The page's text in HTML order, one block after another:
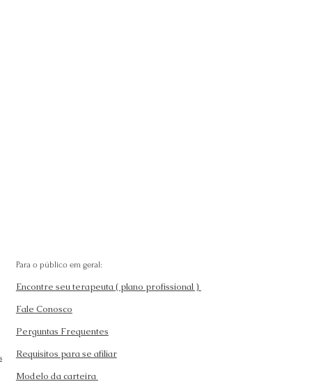
Para o público em geral:
Encontre seu terapeuta ( plano profissional )
Fale Conosco
Perguntas Frequentes
Requisitos para se afiliar
Modelo da carteira